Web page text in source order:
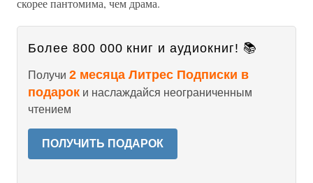
скорее пантомима, чем драма.
Более 800 000 книг и аудиокниг! 📚
Получи 2 месяца Литрес Подписки в
подарок и наслаждайся неограниченным
чтением
ПОЛУЧИТЬ ПОДАРОК